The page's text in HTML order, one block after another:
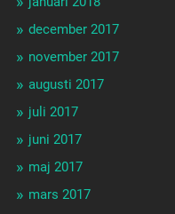
december 2017
november 2017
augusti 2017
juli 2017
juni 2017
maj 2017
mars 2017